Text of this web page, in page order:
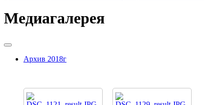
Медиагалерея
Архив 2018г